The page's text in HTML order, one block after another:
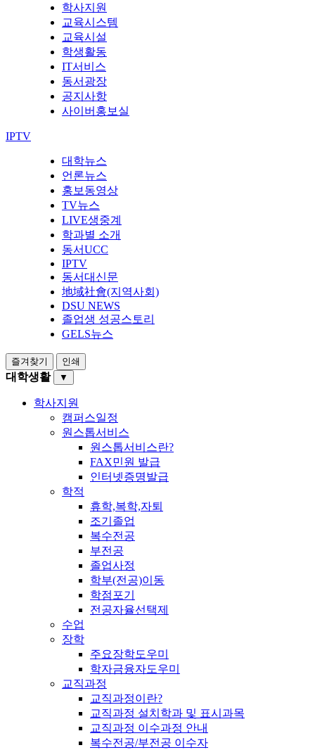
학사지원
교육시스템
교육시설
학생활동
IT서비스
동서광장
공지사항
사이버홍보실
IPTV
대학뉴스
언론뉴스
홍보동영상
TV뉴스
LIVE생중계
학과별 소개
동서UCC
IPTV
동서대신문
地域社會(지역사회)
DSU NEWS
졸업생 성공스토리
GELS뉴스
즐겨찾기 인쇄
대학생활 ▼
학사지원
캠퍼스일정
원스톱서비스
원스톱서비스란?
FAX민원 발급
인터넷증명발급
학적
휴학,복학,자퇴
조기졸업
복수전공
부전공
졸업사정
학부(전공)이동
학점포기
전공자율선택제
수업
장학
주요장학도우미
학자금융자도우미
교직과정
교직과정이란?
교직과정 설치학과 및 표시과목
교직과정 이수과정 안내
복수전공/부전공 이수자